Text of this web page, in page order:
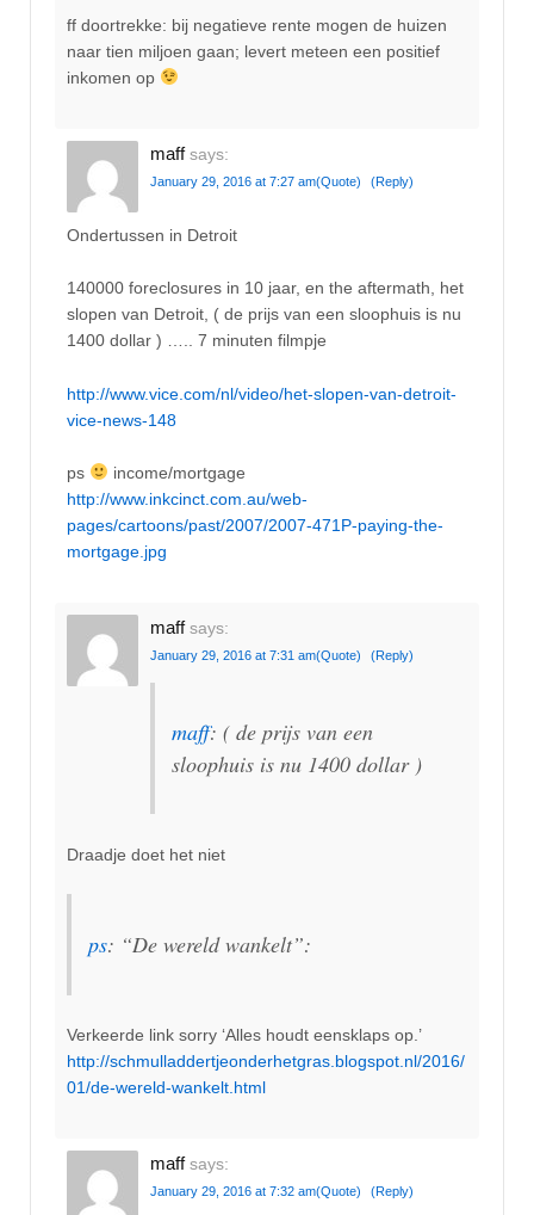
ff doortrekke: bij negatieve rente mogen de huizen
naar tien miljoen gaan; levert meteen een positief
inkomen op
maff says:
January 29, 2016 at 7:27 am(Quote) (Reply)
Ondertussen in Detroit
140000 foreclosures in 10 jaar, en the aftermath, het
slopen van Detroit, ( de prijs van een sloophuis is nu
1400 dollar ) ….. 7 minuten filmpje
http://www.vice.com/nl/video/het-slopen-van-detroit-
vice-news-148
ps
income/mortgage
http://www.inkcinct.com.au/web-
pages/cartoons/past/2007/2007-471P-paying-the-
mortgage.jpg
maff says:
January 29, 2016 at 7:31 am(Quote) (Reply)
maff: ( de prijs van een
sloophuis is nu 1400 dollar )
Draadje doet het niet
ps: “De wereld wankelt”:
Verkeerde link sorry ‘Alles houdt eensklaps op.’
http://schmulladdertjeonderhetgras.blogspot.nl/2016/
01/de-wereld-wankelt.html
maff says:
January 29, 2016 at 7:32 am(Quote) (Reply)